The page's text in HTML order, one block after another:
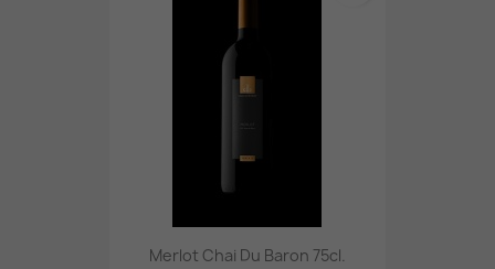
Merlot Chai Du Baron 75cl.